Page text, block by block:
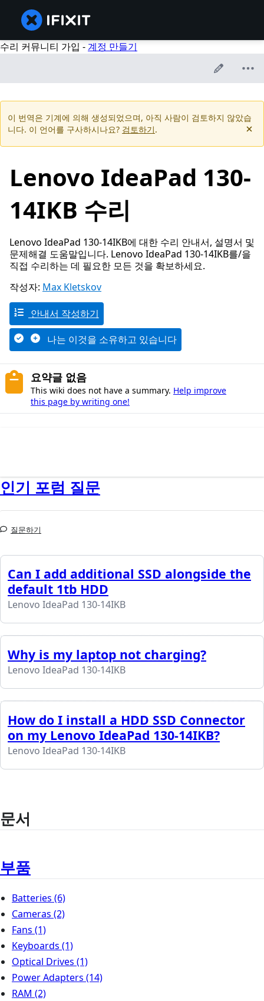
수리 커뮤니티 가입 -계정 만들기
이 번역은 기계에 의해 생성되었으며, 아직 사람이 검토하지 않았습
니다. 이 언어를 구사하시나요? 검토하기.
Lenovo IdeaPad 130-
14IKB 수리
Lenovo IdeaPad 130-14IKB에 대한 수리 안내서, 설명서 및
문제해결 도움말입니다. Lenovo IdeaPad 130-14IKB를/을
직접 수리하는 데 필요한 모든 것을 확보하세요.
작성자: Max Kletskov
안내서 작성하기
나는 이것을 소유하고 있습니다
요약글 없음
This wiki does not have a summary. Help improve
this page by writing one!
인기 포럼 질문
질문하기
Can I add additional SSD alongside the
default 1tb HDD
Lenovo IdeaPad 130-14IKB
Why is my laptop not charging?
Lenovo IdeaPad 130-14IKB
How do I install a HDD SSD Connector
on my Lenovo IdeaPad 130-14IKB?
Lenovo IdeaPad 130-14IKB
문서
부품
Batteries (6)
Cameras (2)
Fans (1)
Keyboards (1)
Optical Drives (1)
Power Adapters (14)
RAM (2)